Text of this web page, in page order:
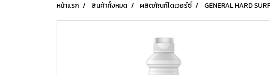
หน้าแรก สินค้าทั้งหมด ผลิตภัณฑ์ไดเวอร์ซี่ GENERAL HARD